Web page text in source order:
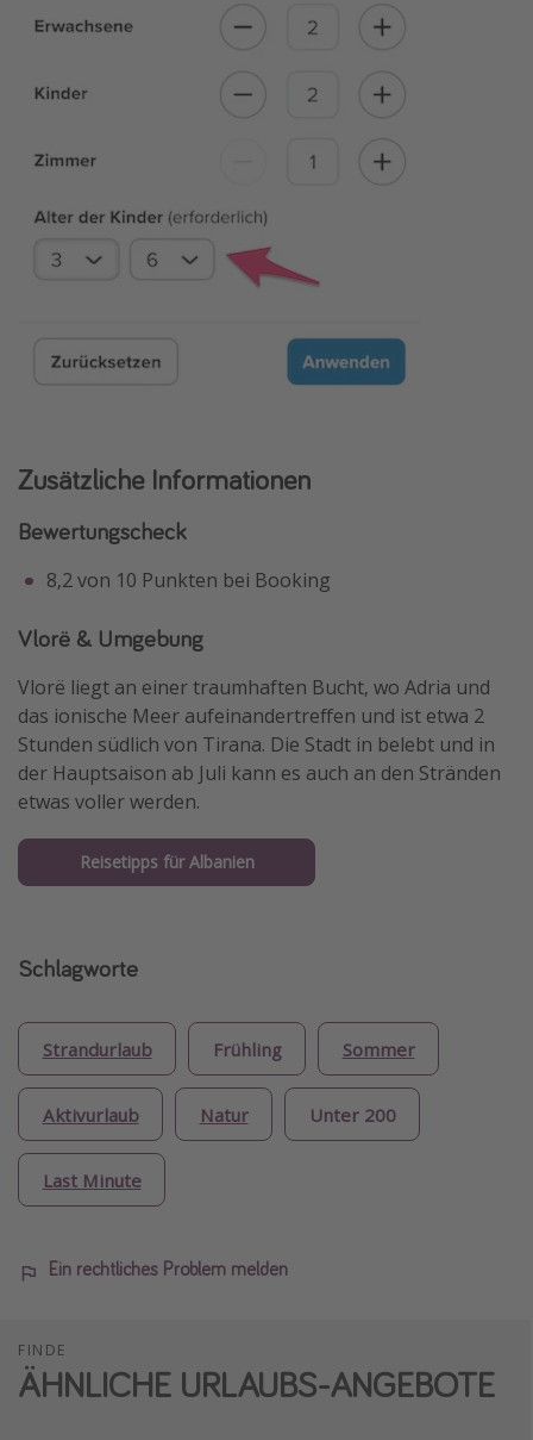
Zusätzliche Informationen
Bewertungscheck
8,2 von 10 Punkten bei Booking
Vlorë & Umgebung
Vlorë liegt an einer traumhaften Bucht, wo Adria und
das ionische Meer aufeinandertreffen und ist etwa 2
Stunden südlich von Tirana. Die Stadt in belebt und in
der Hauptsaison ab Juli kann es auch an den Stränden
etwas voller werden.
Reisetipps für Albanien
Schlagworte
Strandurlaub Frühling Sommer
Aktivurlaub Natur Unter 200
Last Minute
Ein rechtliches Problem melden
FINDE
ÄHNLICHE URLAUBS-ANGEBOTE